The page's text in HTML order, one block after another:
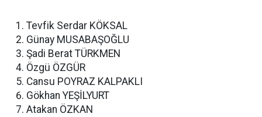
Tevfik Serdar KÖKSAL
Günay MUSABAŞOĞLU
Şadi Berat TÜRKMEN
Özgü ÖZGÜR
Cansu POYRAZ KALPAKLI
Gökhan YEŞİLYURT
Atakan ÖZKAN